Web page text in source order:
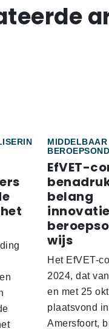
MIDDELBAAR
EfVET-
belang
wijs
Het EfVET-
2024, dat
en met 25
plaatsvond in
Amersfoort,